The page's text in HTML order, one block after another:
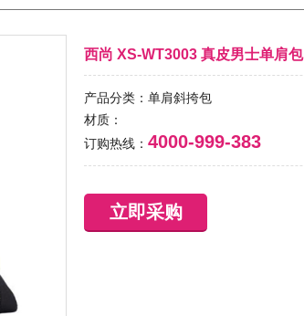
西尚 XS-WT3003 真皮男士单肩包
产品分类：单肩斜挎包
材质：
订购热线： 4000-999-383
立即采购